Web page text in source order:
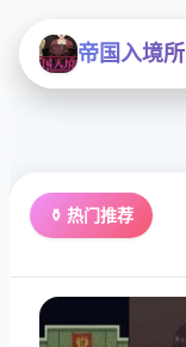
帝国入境所
⚱️ 热门推荐